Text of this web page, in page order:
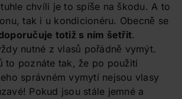
chvíli je to spíše na škodu. A to
tak i u kondicionéru. Obecně se
totiž s ním šetřit.
nutné z vlasů pořádně vymýt.
to poznáte tak, že po použití
správném vymytí nejsou vlasy
Pokud jsou stále jemné a